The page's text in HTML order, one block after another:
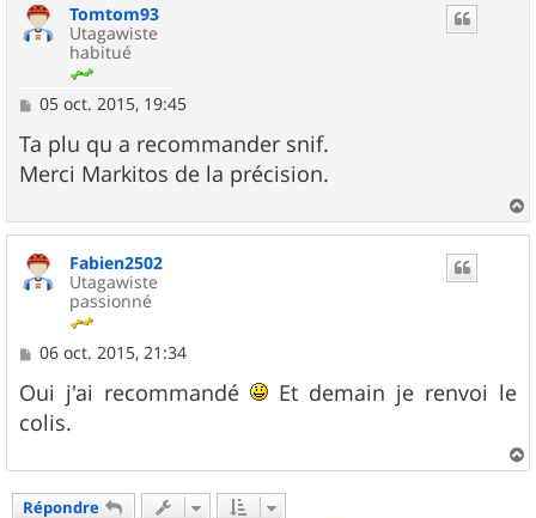
Tomtom93
Utagawiste
habitué
M
s
s
a
e
05 oct. 2015, 19:45
Ta plu qu a recommander snif.
Merci Markitos de la précision.
a
Fabien2502
Utagawiste
passionné
M
s
s
a
e
06 oct. 2015, 21:34
Oui j'ai recommandé
Et demain je renvoi le
colis.
a
Répondre